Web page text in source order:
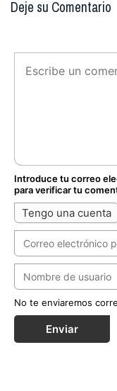
Deje su Comentario
Introduce tu correo
para verificar tu
Tengo una cuenta
No te enviaremos
Enviar